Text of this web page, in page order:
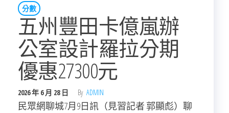
分數
五州豐田卡億嵐辦
公室設計羅拉分期
優惠27300元
2026 年 6 月 28 日 By ADMIN
民眾網聊城7月9日訊（見習記者 郭顯彪）聊